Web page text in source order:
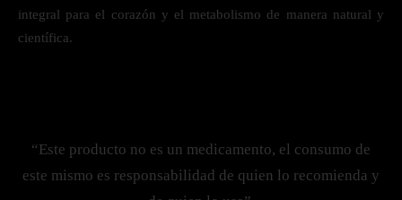
integral para el corazón y el metabolismo de manera natural y
científica.
“Este producto no es un medicamento, el consumo de
este mismo es responsabilidad de quien lo recomienda y